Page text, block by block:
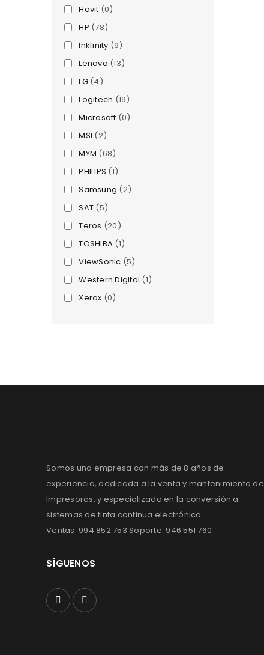
Havit (0)
HP (78)
Inkfinity (9)
Lenovo (13)
LG (4)
Logitech (19)
Microsoft (0)
MSI (2)
MYM (68)
PHILIPS (1)
Samsung (2)
SAT (5)
Teros (20)
TOSHIBA (1)
ViewSonic (5)
Western Digital (1)
Xerox (0)
Somos una empresa con más de 8 años de
experiencia, dedicada a la venta y mantenimiento de
Impresoras, y especializada en la conversión a
sistemas de tinta continua electrónica.
Ventas: 994 852 753 Soporte: 946 551 760
SÍGUENOS